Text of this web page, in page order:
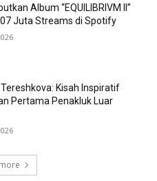
Album “EQUILIBRIVM II”
Juta Streams di Spotify
Kisah Inspiratif
Pertama Penakluk Luar